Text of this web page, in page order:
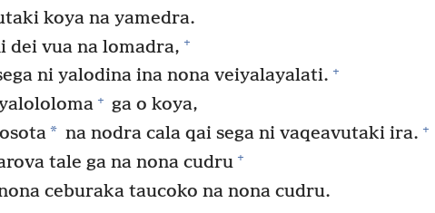
koya na yamedra.
dei vua na lomadra, +
ni yalodina ina nona veiyalayalati. +
+ ga o koya,
* na nodra cala qai sega ni vaqeavutaki ira. +
tale ga na nona cudru +
ceburaka taucoko na nona cudru.